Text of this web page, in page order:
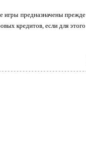
игры предназначены прежде
кредитов, если для этого